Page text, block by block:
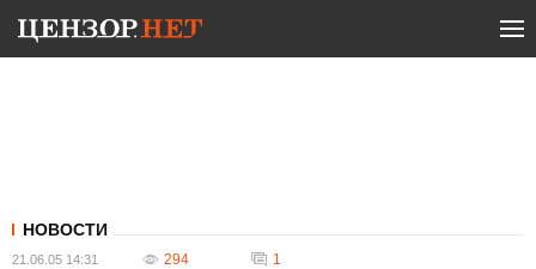
НОВОСТИ
21.06.05 14:31 294 1